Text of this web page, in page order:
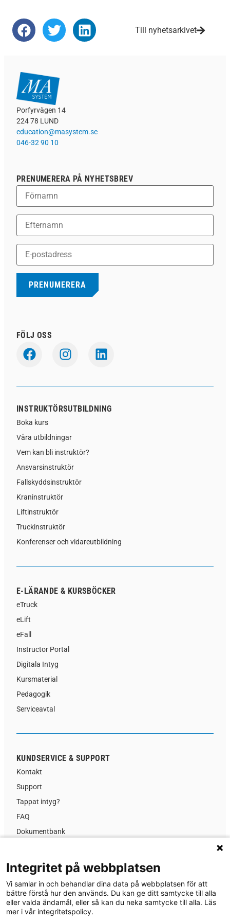
Till nyhetsarkivet
Porfyrvägen 14
224 78 LUND
education@masystem.se
046-32 90 10
PRENUMERERA PÅ NYHETSBREV
FÖLJ OSS
INSTRUKTÖRSUTBILDNING
Boka kurs
Våra utbildningar
Vem kan bli instruktör?
Ansvarsinstruktör
Fallskyddsinstruktör
Kraninstruktör
Liftinstruktör
Truckinstruktör
Konferenser och vidareutbildning
E-LÄRANDE & KURSBÖCKER
eTruck
eLift
eFall
Instructor Portal
Digitala Intyg
Kursmaterial
Pedagogik
Serviceavtal
KUNDSERVICE & SUPPORT
Kontakt
Support
Tappat intyg?
FAQ
Dokumentbank
GDPR
Nyheter
Om MA-system Utbildning
Integritet på webbplatsen
Vi samlar in och behandlar dina data på webbplatsen för att
bättre förstå hur den används. Du kan ge ditt samtycke till alla
eller valda ändamål, eller så kan du neka samtycke till alla. Läs
mer i vår integritetspolicy.